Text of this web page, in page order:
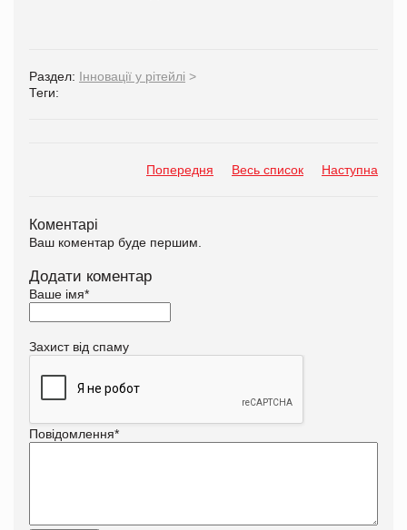
Раздел: Інновації у рітейлі >
Теги:
Попередня Весь список Наступна
Коментарі
Ваш коментар буде першим.
Додати коментар
Ваше імя*
Захист від спаму
Повідомлення*